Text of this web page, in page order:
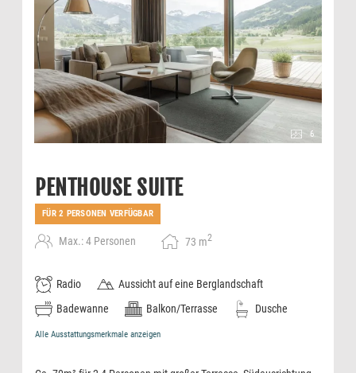
6
PENTHOUSE SUITE
FÜR 2 PERSONEN VERFÜGBAR
Max.: 4 Personen 73 m2
Radio
Aussicht auf eine Berglandschaft
Badewanne
Balkon/Terrasse Dusche
Alle Ausstattungsmerkmale anzeigen